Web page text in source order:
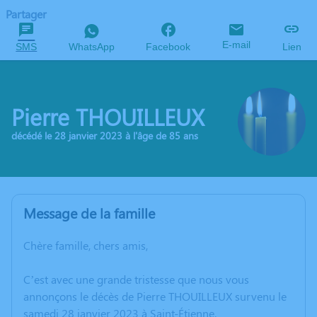
Partager
SMS WhatsApp Facebook E-mail Lien
Pierre THOUILLEUX
décédé le 28 janvier 2023 à l'âge de 85 ans
Message de la famille
Chère famille, chers amis,
C’est avec une grande tristesse que nous vous
annonçons le décès de Pierre THOUILLEUX survenu le
samedi 28 janvier 2023 à Saint-Étienne.